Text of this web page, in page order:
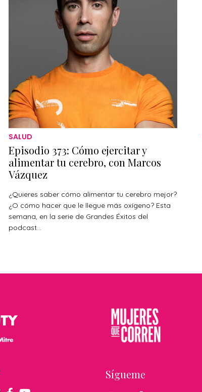
SALUD
Episodio 373: Cómo ejercitar y
alimentar tu cerebro, con Marcos
Vázquez
¿Quieres saber cómo alimentar tu cerebro mejor?
¿O cómo hacer que le llegue más oxígeno? Esta
semana, en la serie de Grandes Éxitos del
podcast...
Sígueme